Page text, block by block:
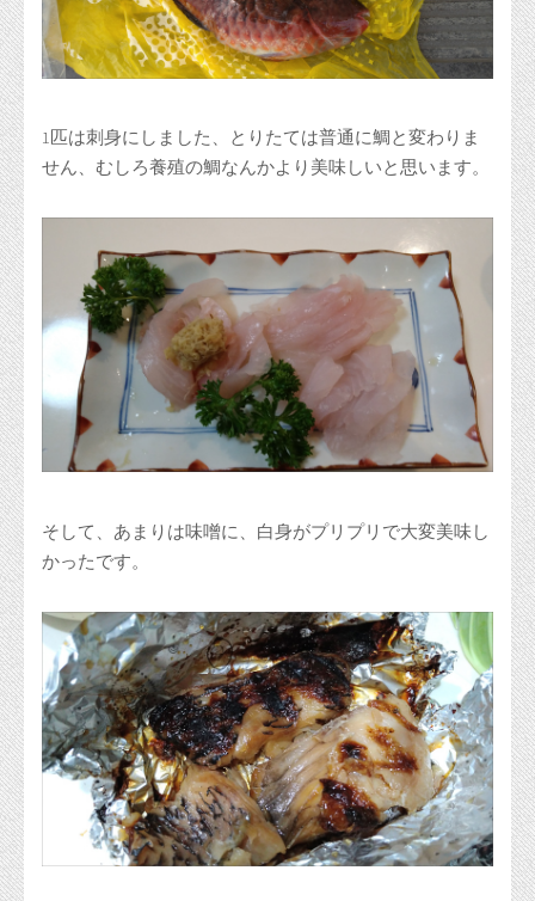
1匹は刺身にしました、とりたては普通に鯛と変わりま
せん、むしろ養殖の鯛なんかより美味しいと思います。
そして、あまりは味噌に、白身がプリプリで大変美味し
かったです。